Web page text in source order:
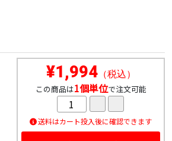
¥1,994（税込）
この商品は1個単位で注文可能
送料はカート投入後に確認できます